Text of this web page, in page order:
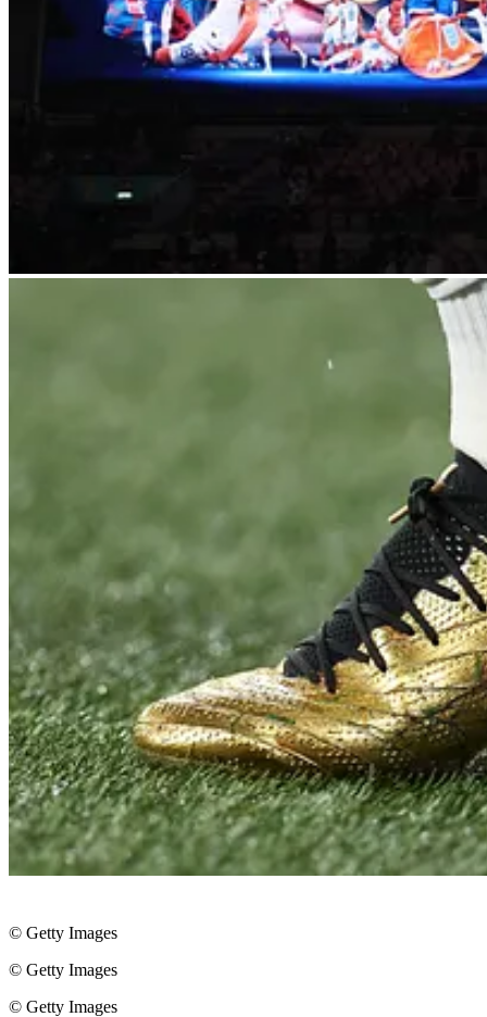
© Getty Images
© Getty Images
© Getty Images